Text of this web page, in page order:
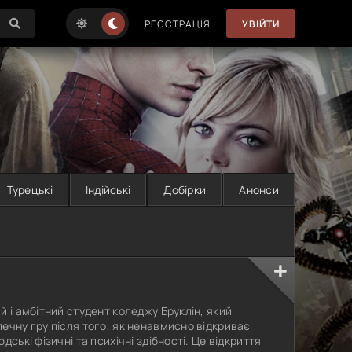
РЕЄСТРАЦІЯ УВІЙТИ
Турецькі Індійські Добірки Анонси
амбітний студент коледжу Бруклін, який
гру після того, як ненавмисно відкриває
фізичні та психічні здібності. Це відкриття